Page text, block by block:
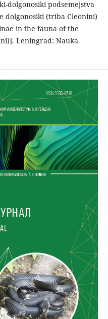
dolgonosiki podsemejstva
dolgonosiki (triba Cleonini)
in the fauna of the
Leningrad: Nauka